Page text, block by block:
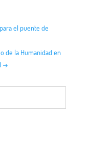
el puente de
de la Humanidad en
→